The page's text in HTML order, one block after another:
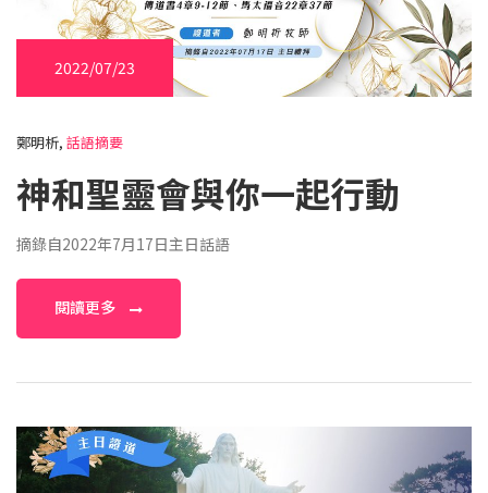
2022/07/23
鄭明析, 話語摘要
神和聖靈會與你一起行動
摘錄自2022年7月17日主日話語
閱讀更多